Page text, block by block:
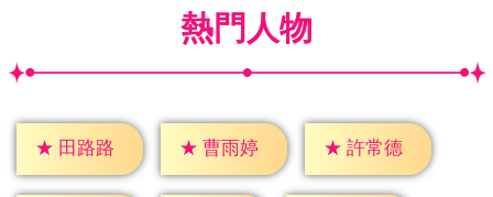
熱門人物
★ 田路路 ★ 曹雨婷 ★ 許常德